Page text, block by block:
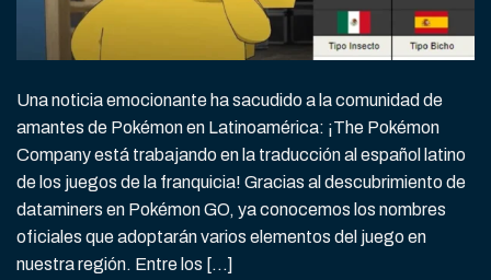
Una noticia emocionante ha sacudido a la comunidad de
amantes de Pokémon en Latinoamérica: ¡The Pokémon
Company está trabajando en la traducción al español latino
de los juegos de la franquicia! Gracias al descubrimiento de
dataminers en Pokémon GO, ya conocemos los nombres
oficiales que adoptarán varios elementos del juego en
nuestra región. Entre los […]